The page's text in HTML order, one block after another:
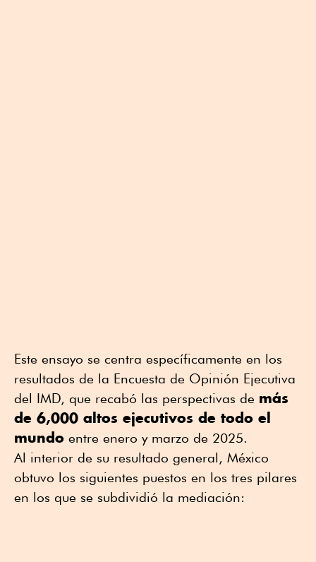
Este ensayo se centra específicamente en los
resultados de la Encuesta de Opinión Ejecutiva
del IMD, que recabó las perspectivas de más
de 6,000 altos ejecutivos de todo el
mundo entre enero y marzo de 2025.
Al interior de su resultado general, México
obtuvo los siguientes puestos en los tres pilares
en los que se subdividió la mediación: